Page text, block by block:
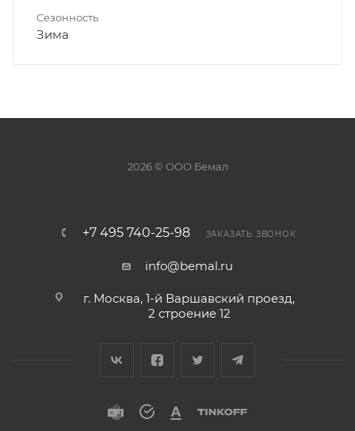
Сезонность
Зима
2026 © ООО Бемал
+7 495 740-25-98 ЗАКАЗАТЬ ЗВОНОК
info@bemal.ru
г. Москва, 1-й Варшавский проезд,
2 строение 12